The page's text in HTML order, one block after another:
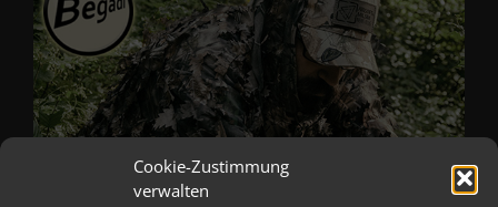
Cookie-Zustimmung
verwalten